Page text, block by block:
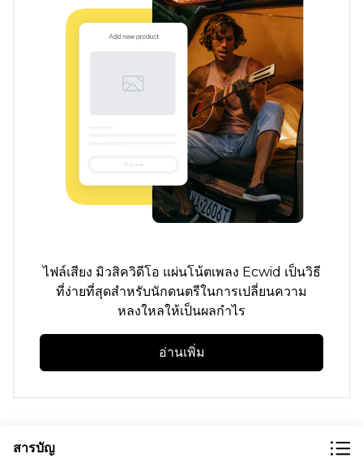
ไฟล์เสียง มิวสิควิดีโอ แผ่นโน้ตเพลง Ecwid เป็นวิธี
ที่ง่ายที่สุดสำหรับนักดนตรีในการเปลี่ยนความ
หลงใหลให้เป็นผลกำไร
อ่านเพิ่ม
สารบัญ